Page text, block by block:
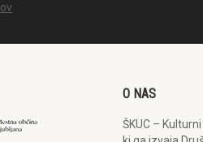
O NAS
ŠKUC –